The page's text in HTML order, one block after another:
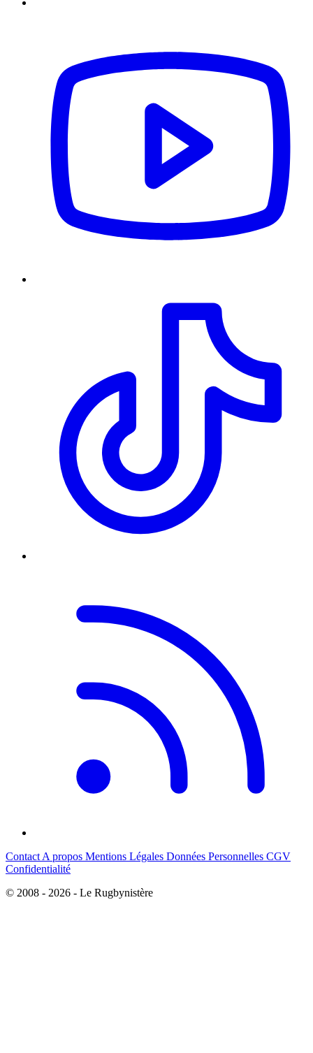
Contact A propos Mentions Légales Données Personnelles CGV
Confidentialité
© 2008 - 2026 - Le Rugbynistère